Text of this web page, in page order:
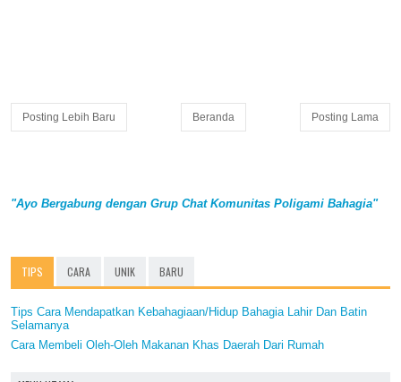
Posting Lebih Baru Posting Lama
Beranda
"Ayo Bergabung dengan Grup Chat Komunitas Poligami Bahagia"
TIPS CARA UNIK BARU
Tips Cara Mendapatkan Kebahagiaan/Hidup Bahagia Lahir Dan Batin
Selamanya
Cara Membeli Oleh-Oleh Makanan Khas Daerah Dari Rumah